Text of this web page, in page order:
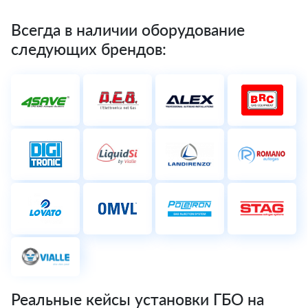
Всегда в наличии оборудование
следующих брендов:
Реальные кейсы установки ГБО на